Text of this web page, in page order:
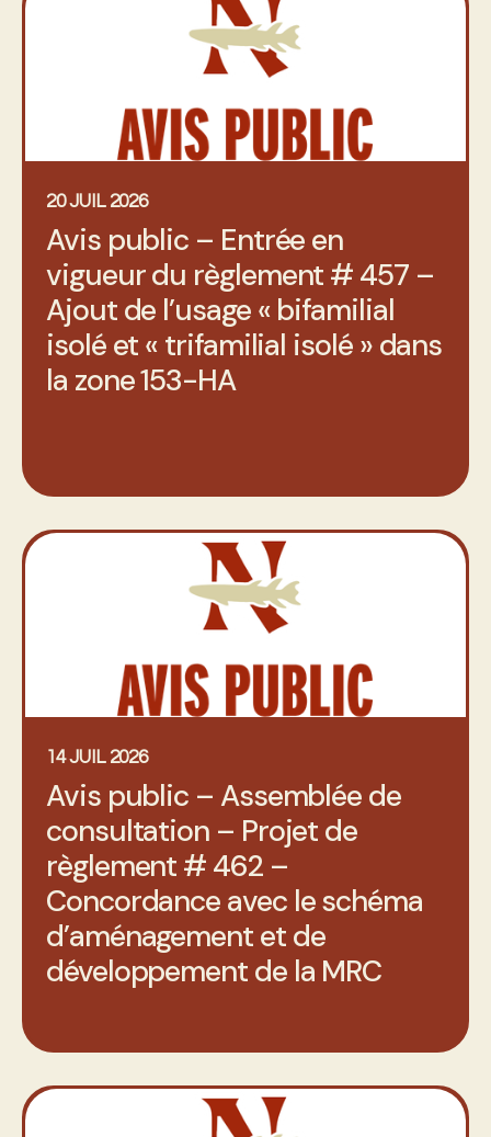
20 JUIL 2026
Avis public – Entrée en
vigueur du règlement # 457 –
Ajout de l’usage « bifamilial
isolé et « trifamilial isolé » dans
la zone 153-HA
14 JUIL 2026
Avis public – Assemblée de
consultation – Projet de
règlement # 462 –
Concordance avec le schéma
d’aménagement et de
développement de la MRC